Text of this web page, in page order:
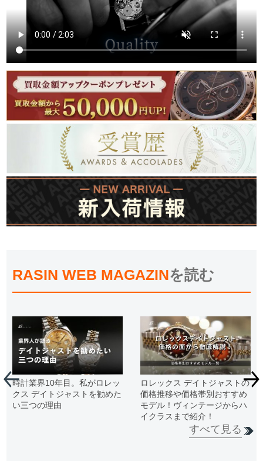
RASIN WEB MAGAZINを読む
時計業界10年目。私がロレッ
クス デイトジャストを勧めた
い三つの理由
ロレックス デイトジャストの
価格推移や価格帯別おすすめ
モデル！ヴィンテージからハ
イクラスまで紹介！
すべて見る